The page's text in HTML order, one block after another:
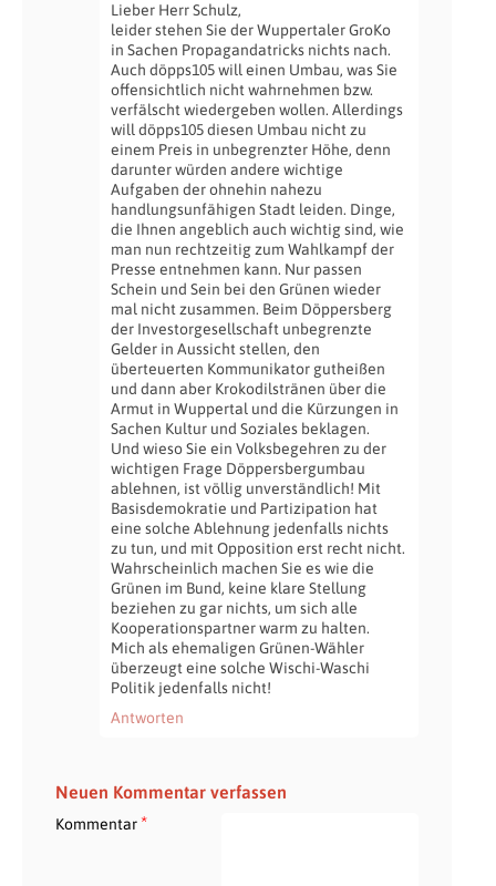
Lieber Herr Schulz,
leider stehen Sie der Wuppertaler GroKo
in Sachen Propagandatricks nichts nach.
Auch döpps105 will einen Umbau, was Sie
offensichtlich nicht wahrnehmen bzw.
verfälscht wiedergeben wollen. Allerdings
will döpps105 diesen Umbau nicht zu
einem Preis in unbegrenzter Höhe, denn
darunter würden andere wichtige
Aufgaben der ohnehin nahezu
handlungsunfähigen Stadt leiden. Dinge,
die Ihnen angeblich auch wichtig sind, wie
man nun rechtzeitig zum Wahlkampf der
Presse entnehmen kann. Nur passen
Schein und Sein bei den Grünen wieder
mal nicht zusammen. Beim Döppersberg
der Investorgesellschaft unbegrenzte
Gelder in Aussicht stellen, den
überteuerten Kommunikator gutheißen
und dann aber Krokodilstränen über die
Armut in Wuppertal und die Kürzungen in
Sachen Kultur und Soziales beklagen.
Und wieso Sie ein Volksbegehren zu der
wichtigen Frage Döppersbergumbau
ablehnen, ist völlig unverständlich! Mit
Basisdemokratie und Partizipation hat
eine solche Ablehnung jedenfalls nichts
zu tun, und mit Opposition erst recht nicht.
Wahrscheinlich machen Sie es wie die
Grünen im Bund, keine klare Stellung
beziehen zu gar nichts, um sich alle
Kooperationspartner warm zu halten.
Mich als ehemaligen Grünen-Wähler
überzeugt eine solche Wischi-Waschi
Politik jedenfalls nicht!
Antworten
Neuen Kommentar verfassen
Kommentar*